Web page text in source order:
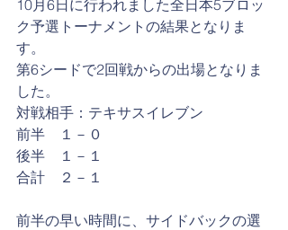
10月6日に行われました全日本5ブロッ
ク予選トーナメントの結果となりま
す。
第6シードで2回戦からの出場となりま
した。
対戦相手：テキサスイレブン
前半　１－０
後半　１－１
合計　２－１
前半の早い時間に、サイドバックの選